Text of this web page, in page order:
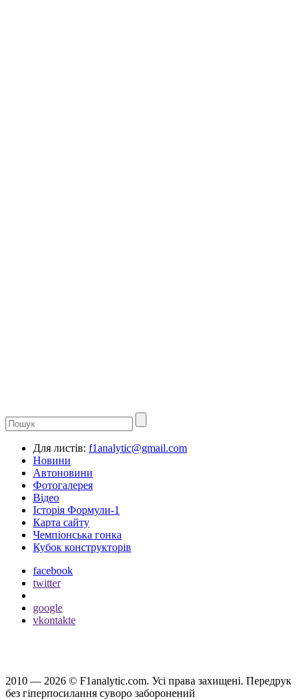
Для листів: f1analytic@gmail.com
Новини
Автоновини
Фотогалерея
Відео
Історія Формули-1
Карта сайту
Чемпіонська гонка
Кубок конструкторів
facebook
twitter
google
vkontakte
2010 — 2026 © F1analytic.com. Усi права захищенi. Передрук
без гіперпосилання суворо заборонений